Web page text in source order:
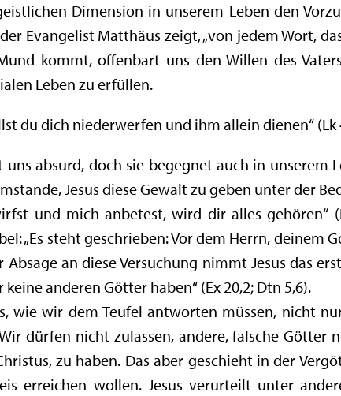
Dimension in unserem Leben den
Evangelist Matthäus zeigt, „von jedem Wort,
kommt, offenbart uns den Willen des
Leben zu erfüllen.
du dich niederwerfen und ihm allein dienen“ (Lk
absurd, doch sie begegnet auch in unserem
Jesus diese Gewalt zu geben unter der
und mich anbetest, wird dir alles gehören“
„Es steht geschrieben: Vor dem Herrn, deinem
an diese Versuchung nimmt Jesus das
anderen Götter haben“ (Ex 20,2; Dtn 5,6).
wie wir dem Teufel antworten müssen, nicht
dürfen nicht zulassen, andere, falsche
zu haben. Das aber geschieht in der
erreichen wollen. Jesus verurteilt unter